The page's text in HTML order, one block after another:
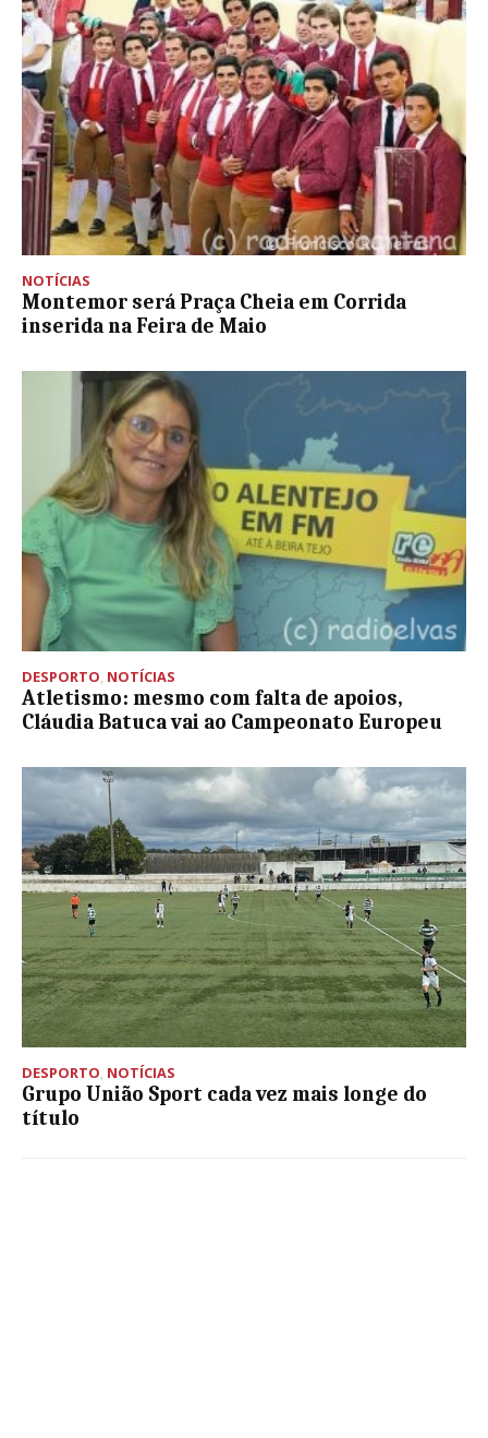
NOTÍCIAS
Montemor será Praça Cheia em Corrida
inserida na Feira de Maio
DESPORTO, NOTÍCIAS
Atletismo: mesmo com falta de apoios,
Cláudia Batuca vai ao Campeonato Europeu
DESPORTO, NOTÍCIAS
Grupo União Sport cada vez mais longe do
título